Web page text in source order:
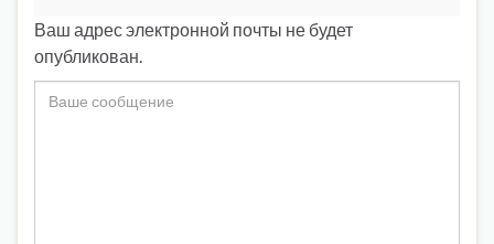
Ваш адрес электронной почты не будет
опубликован.